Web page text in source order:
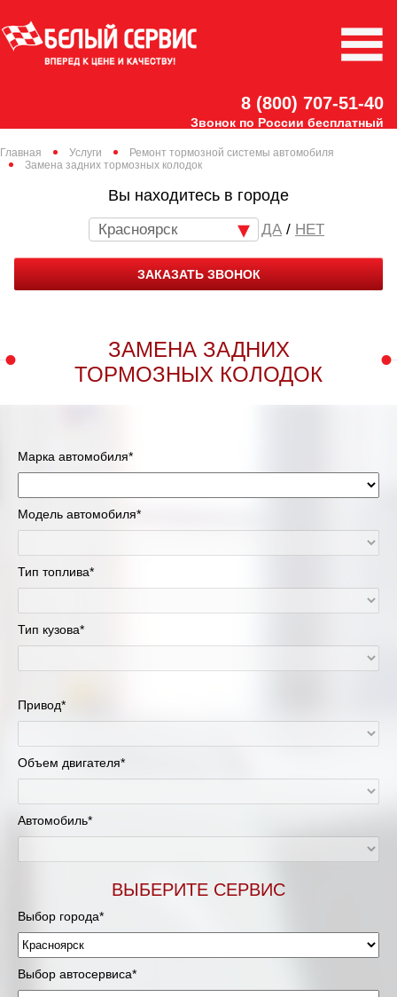
8 (800) 707-51-40
Звонок по России бесплатный
Главная Услуги
Ремонт тормозной системы автомобиля
Замена задних тормозных колодок
Вы находитесь в городе
Красноярск / НЕТ
ЗАКАЗАТЬ ЗВОНОК
ЗАМЕНА ЗАДНИХ
ТОРМОЗНЫХ КОЛОДОК
Марка автомобиля*
Модель автомобиля*
Тип топлива*
Тип кузова*
Привод*
Объем двигателя*
Автомобиль*
ВЫБЕРИТЕ СЕРВИС
Выбор города*
Выбор автосервиса*